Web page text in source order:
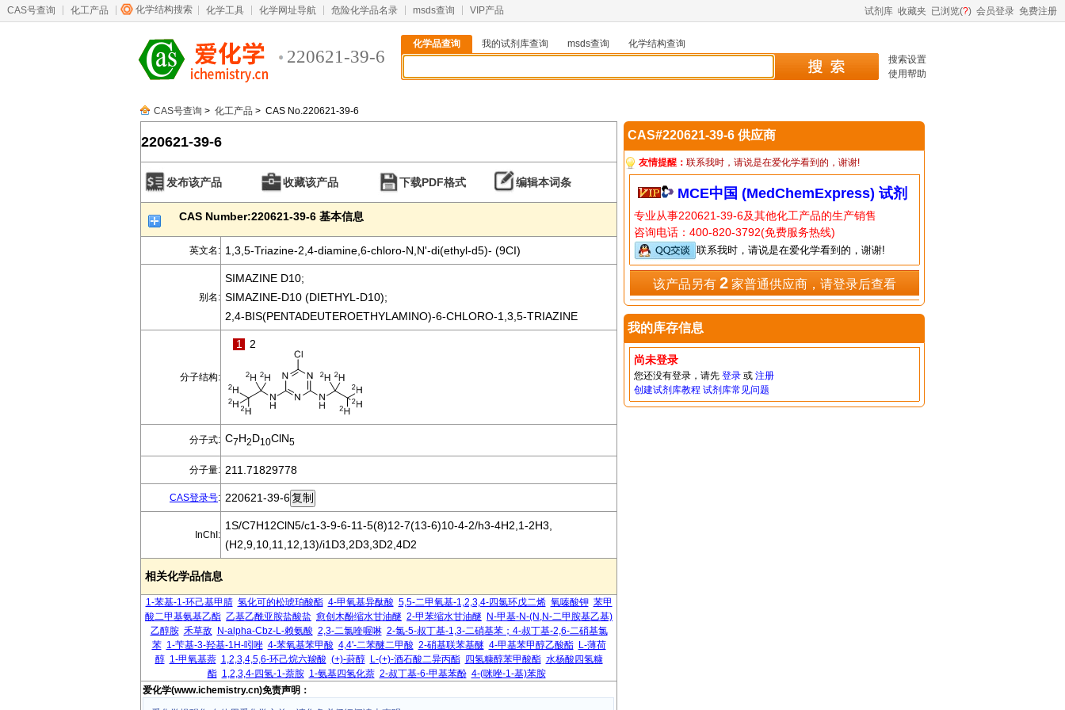
CAS号查询 化工产品 化学结构搜索 化学工具 化学网址导航 危险化学品名录 msds查询 VIP产品 试剂库 收藏夹 已浏览(?) 会员登录 免费注册
220621-39-6
化学品查询 我的试剂库查询 msds查询
化学结构查询
搜索设置
使用帮助
CAS号查询 > 化工产品 > CAS No.220621-39-6
220621-39-6
发布该产品 收藏该产品 下载PDF格式 编辑本词条
CAS Number:220621-39-6 基本信息
英文名: 1,3,5-Triazine-2,4-diamine,6-chloro-N,N'-di(ethyl-d5)- (9CI)
别名:
SIMAZINE D10;
SIMAZINE-D10 (DIETHYL-D10);
2,4-BIS(PENTADEUTEROETHYLAMINO)-6-CHLORO-1,3,5-TRIAZINE
分子结构:
1 2
分子式: C7H2D10ClN5
分子量: 211.71829778
CAS登录号: 220621-39-6
InChI:
1S/C7H12ClN5/c1-3-9-6-11-5(8)12-7(13-6)10-4-2/h3-4H2,1-2H3,
(H2,9,10,11,12,13)/i1D3,2D3,3D2,4D2
相关化学品信息
1-苯基-1-环己基甲腈 氢化可的松琥珀酸酯 4-甲氧基异酞酸 5,5-二甲氧基-1,2,3,4-四氯环戊二烯 氧嗪酸钾 苯甲
酸二甲基氨基乙酯 乙基乙酰亚胺盐酸盐 愈创木酚缩水甘油醚 2-甲苯缩水甘油醚
N-甲基-N-(N,N-二甲胺基乙基)
乙醇胺 禾草敌 N-alpha-Cbz-L-赖氨酸 2,3-二氯喹喔啉 2-氯-5-叔丁基-1,3-二硝基苯；4-叔丁基-2,6-二硝基氯
苯 1-苄基-3-羟基-1H-吲唑 4-苯氧基苯甲酸 4,4'-二苯醚二甲酸 2-硝基联苯基醚 4-甲基苯甲醇乙酸酯
L-薄荷
醇 1-甲氧基萘 1,2,3,4,5,6-环己烷六羧酸 (+)-葑醇 L-(+)-酒石酸二异丙酯 四氢糠醇苯甲酸酯 水杨酸四氢糠
酯 1,2,3,4-四氢-1-萘胺 1-氨基四氢化萘 2-叔丁基-6-甲基苯酚 4-(咪唑-1-基)苯胺
爱化学(www.ichemistry.cn)免责声明：
CAS#220621-39-6 供应商
友情提醒： 联系我时，请说是在爱化学看到的，谢谢!
MCE中国 (MedChemExpress) 试剂
专业从事220621-39-6及其他化工产品的生产销售
咨询电话：400-820-3792(免费服务热线)
联系我时，请说是在爱化学看到的，谢谢!
该产品另有 2家普通供应商，请登录后查看
我的库存信息
尚未登录
您还没有登录，请先 登录或 注册
创建试剂库教程 试剂库常见问题